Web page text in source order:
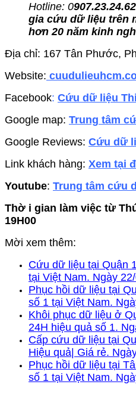
Hotline: 0
gia cứu dữ liệu trên
hơn 20 năm kinh
Địa chỉ: 167 Tân Phước,
Website:
Facebook: Cứu dữ liệu
Google map: Trung tâm
Google Reviews: Cứu dữ
Link khách hàng: Xem tại
Youtube: Trung tâm cứu
Thờ i gian làm việc từ
19H00
Mời xem thêm:
Cứu dữ liệu tại Quận
tại Việt Nam. Ngày
Phục hồi dữ liệu tại
số 1 tại Việt Nam.
Khôi phục dữ liệu ở
24H hiệu quả số 1.
Cấp cứu dữ liệu tại
Hiệu quả| Giá rẻ.
Phục hồi dữ liệu tại
số 1 tại Việt Nam.